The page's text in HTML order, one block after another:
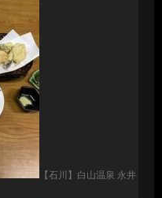
【石川】白山温泉 永井